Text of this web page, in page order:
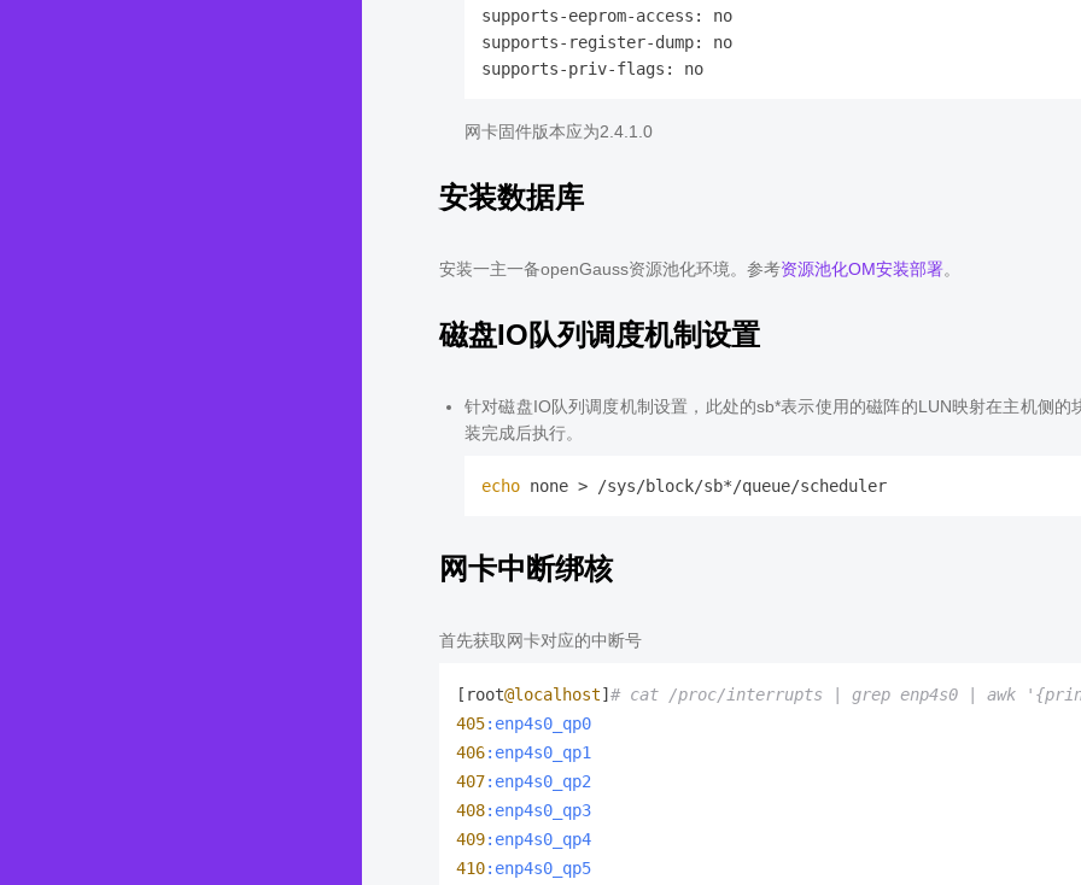
supports-eeprom-access: no
supports-register-dump: no
网卡固件版本应为2.4.1.0
安装数据库
安装一主一备openGauss资源池化环境。参考资源池化OM安装部署。
磁盘IO队列调度机制设置
针对磁盘IO队列调度机制设置，此处的sb*表示使用的磁阵的LUN映射在主机侧
装完成后执行。
echo
网卡中断绑核
首先获取网卡对应的中断号
[root@localhost]# cat /proc/interrupts | grep enp4s0 | awk
405:enp4s0_qp0
406:enp4s0_qp1
407:enp4s0_qp2
408:enp4s0_qp3
409:enp4s0_qp4
410:enp4s0_qp5